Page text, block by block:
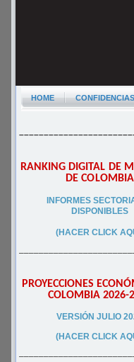
HOME
RANKING DIGITAL DE
DE COLOMBIA
INFORMES
DISPONIBLES
(HACER CLICK
PROYECCIONES
COLOMBIA 2026-
VERSIÓN JULIO
(HACER CLICK